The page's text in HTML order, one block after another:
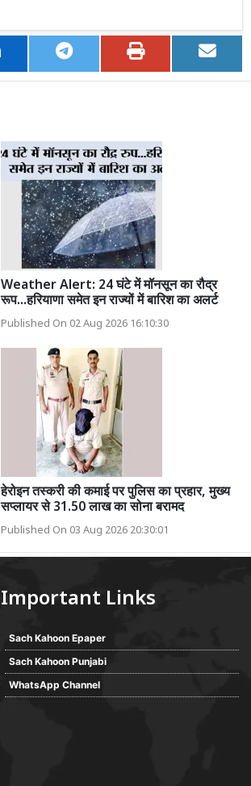
Weather Alert: 24 घंटे में मॉनसून का रौद्र
रूप...हरियाणा समेत इन राज्यों में बारिश का अलर्ट
Published On 02 Aug 2026 16:10:30
हेरोइन तस्करी की कमाई पर पुलिस का प्रहार, मुख्य
सप्लायर से 31.50 लाख का सोना बरामद
Published On 03 Aug 2026 20:30:01
Important Links
Sach Kahoon Epaper
Sach Kahoon Punjabi
WhatsApp Channel